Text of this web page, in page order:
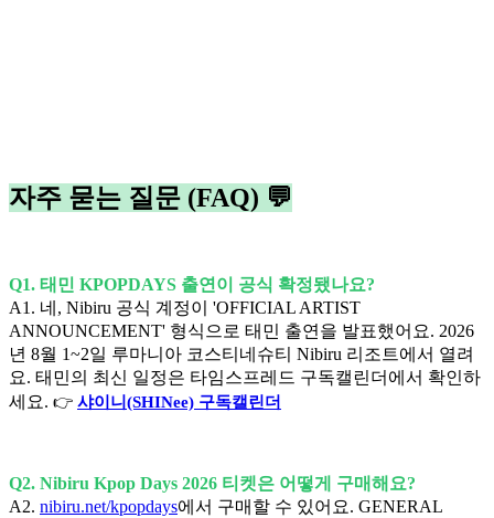
자주 묻는 질문 (FAQ) 💬
Q1. 태민 KPOPDAYS 출연이 공식 확정됐나요?
A1. 네, Nibiru 공식 계정이 'OFFICIAL ARTIST
ANNOUNCEMENT' 형식으로 태민 출연을 발표했어요. 2026
년 8월 1~2일 루마니아 코스티네슈티 Nibiru 리조트에서 열려
요. 태민의 최신 일정은 타임스프레드 구독캘린더에서 확인하
세요. 👉 샤이니(SHINee) 구독캘린더
Q2. Nibiru Kpop Days 2026 티켓은 어떻게 구매해요?
A2. nibiru.net/kpopdays에서 구매할 수 있어요. GENERAL